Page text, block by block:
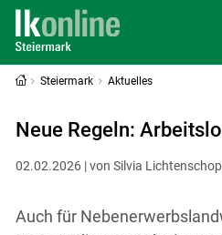
Steiermark Aktuelles
Neue Regeln:
02.02.2026 | von Silvia
Auch für